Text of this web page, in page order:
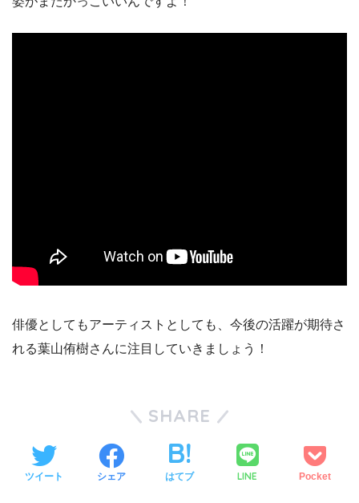
俳優としてもアーティストとしても、今後の活躍が期待さ
れる葉山侑樹さんに注目していきましょう！
SHARE
ツイート シェア はてブ LINE Pocket